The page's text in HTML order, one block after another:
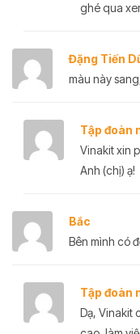
ghé qua
Đặng Tiến
màu này
Tập đoàn
Vinakit xin
Anh (chị) ạ!
Bắc
Bên mình có
Tập đoàn
Dạ, Vinakit